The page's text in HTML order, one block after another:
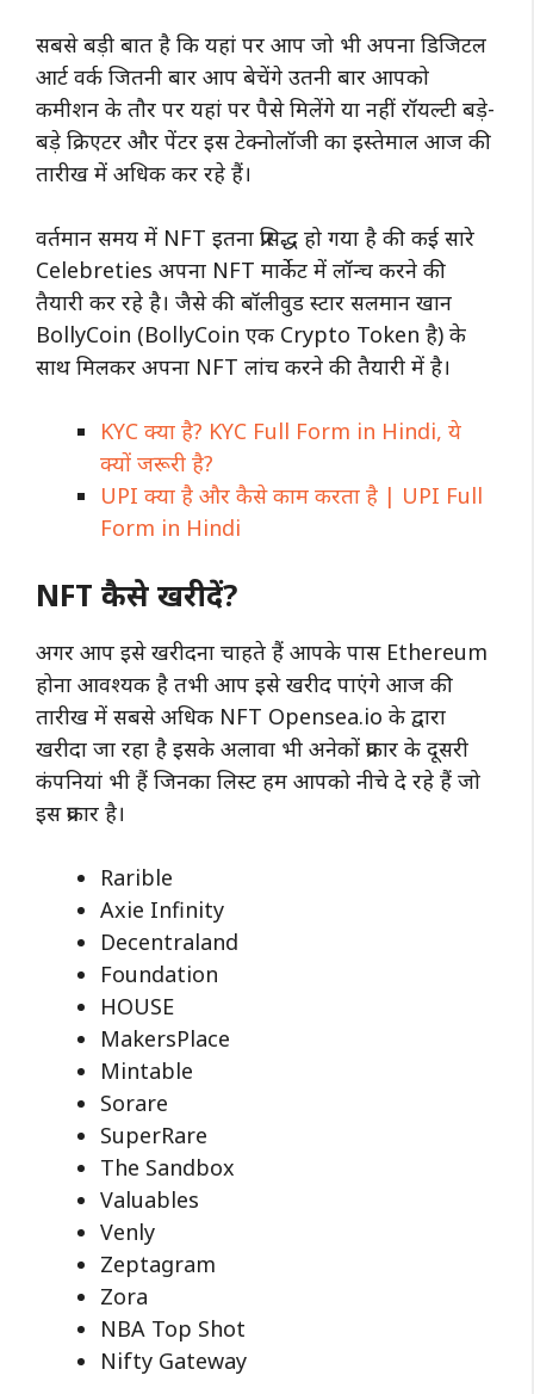
सबसे बड़ी बात है कि यहां पर आप जो भी अपना डिजिटल
आर्ट वर्क जितनी बार आप बेचेंगे उतनी बार आपको
कमीशन के तौर पर यहां पर पैसे मिलेंगे या नहीं रॉयल्टी बड़े-
बड़े क्रिएटर और पेंटर इस टेक्नोलॉजी का इस्तेमाल आज की
तारीख में अधिक कर रहे हैं।
वर्तमान समय में NFT इतना प्रसिद्ध हो गया है की कई सारे
Celebreties अपना NFT मार्केट में लॉन्च करने की
तैयारी कर रहे है। जैसे की बॉलीवुड स्टार सलमान खान
BollyCoin (BollyCoin एक Crypto Token है) के
साथ मिलकर अपना NFT लांच करने की तैयारी में है।
KYC क्या है? KYC Full Form in Hindi, ये
क्यों जरूरी है?
UPI क्या है और कैसे काम करता है | UPI Full
Form in Hindi
NFT कैसे खरीदें?
अगर आप इसे खरीदना चाहते हैं आपके पास Ethereum
होना आवश्यक है तभी आप इसे खरीद पाएंगे आज की
तारीख में सबसे अधिक NFT Opensea.io के द्वारा
खरीदा जा रहा है इसके अलावा भी अनेकों प्रकार के दूसरी
कंपनियां भी हैं जिनका लिस्ट हम आपको नीचे दे रहे हैं जो
इस प्रकार है।
Rarible
Axie Infinity
Decentraland
Foundation
HOUSE
MakersPlace
Mintable
Sorare
SuperRare
The Sandbox
Valuables
Venly
Zeptagram
Zora
NBA Top Shot
Nifty Gateway